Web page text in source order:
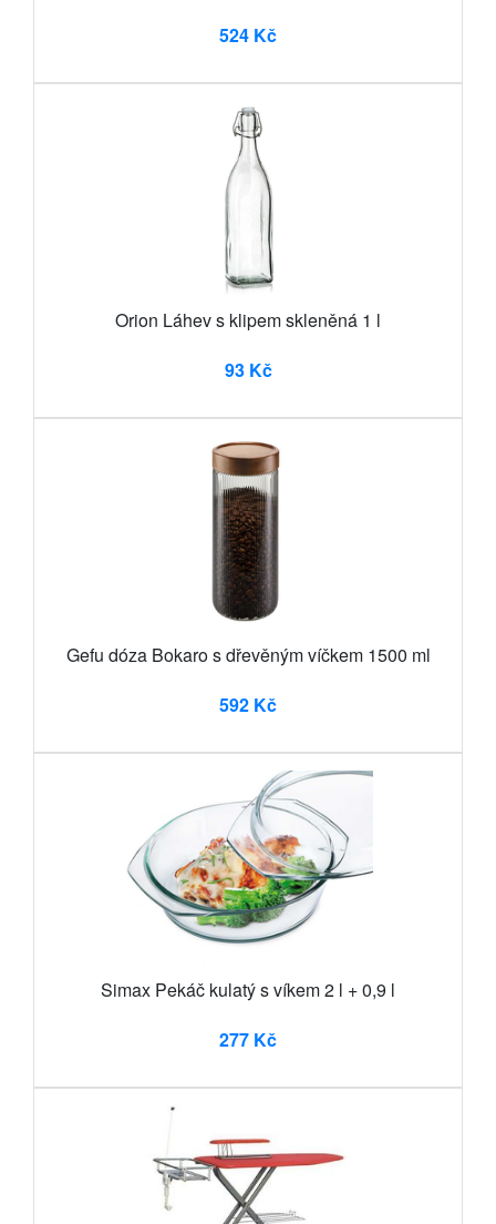
524 Kč
Orion Láhev s klipem skleněná 1 l
93 Kč
Gefu dóza Bokaro s dřevěným víčkem 1500 ml
592 Kč
Simax Pekáč kulatý s víkem 2 l + 0,9 l
277 Kč